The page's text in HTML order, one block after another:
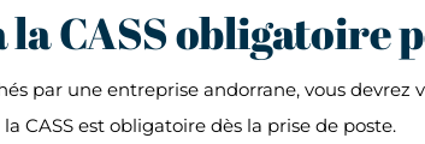
CASS obligatoire
par une entreprise andorrane, vous
CASS est obligatoire dès la prise de poste.